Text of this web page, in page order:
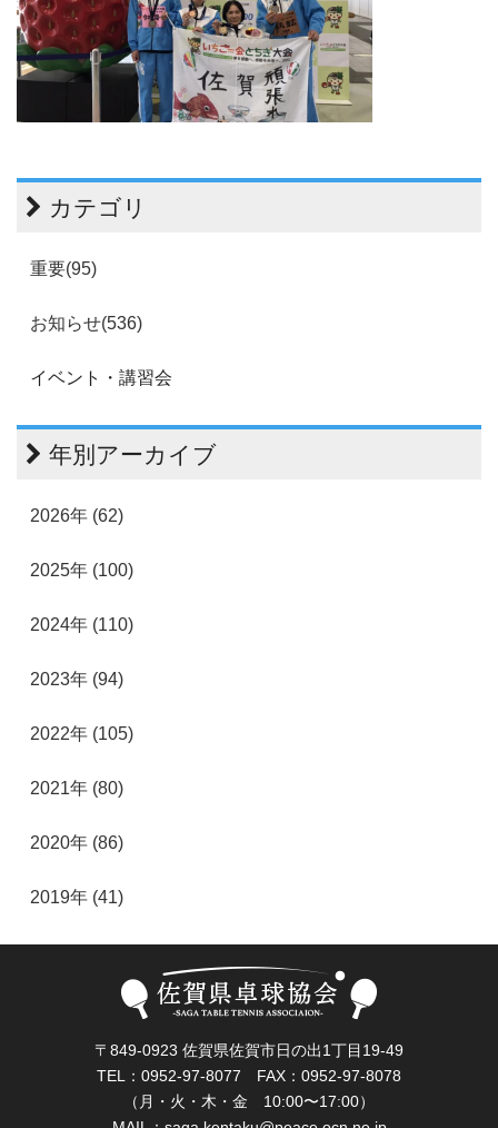
カテゴリ
重要(95)
お知らせ(536)
イベント・講習会
年別アーカイブ
2026年 (62)
2025年 (100)
2024年 (110)
2023年 (94)
2022年 (105)
2021年 (80)
2020年 (86)
2019年 (41)
〒849-0923 佐賀県佐賀市日の出1丁目19-49
TEL：0952-97-8077 FAX：0952-97-8078
（月・火・木・金 10:00〜17:00）